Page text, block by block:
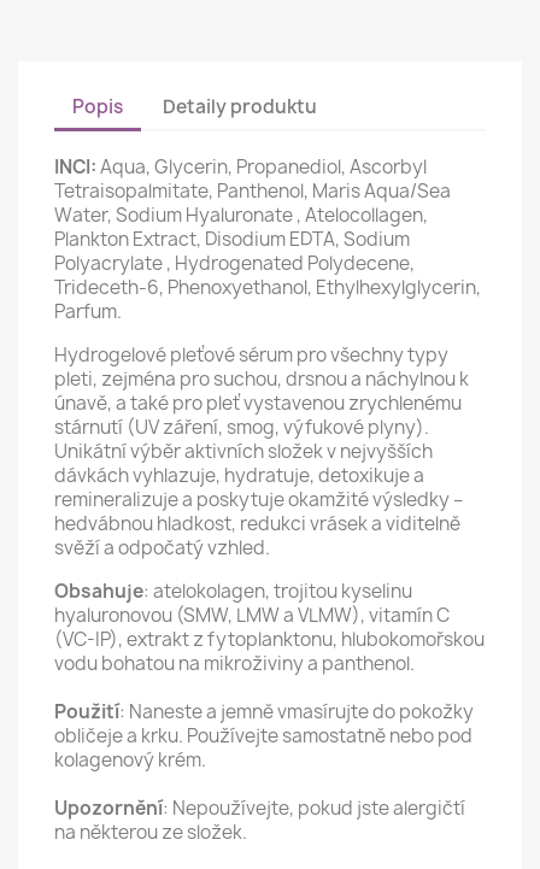
Popis Detaily produktu
INCI:Aqua, Glycerin, Propanediol, Ascorbyl
Tetraisopalmitate, Panthenol, Maris Aqua/Sea
Water, Sodium Hyaluronate , Atelocollagen,
Plankton Extract, Disodium EDTA, Sodium
Polyacrylate , Hydrogenated Polydecene,
Trideceth-6, Phenoxyethanol, Ethylhexylglycerin,
Parfum.
Hydrogelové pleťové sérum pro všechny typy
pleti, zejména pro suchou, drsnou a náchylnou k
únavě, a také pro pleť vystavenou zrychlenému
stárnutí (UV záření, smog, výfukové plyny).
Unikátní výběr aktivních složek v nejvyšších
dávkách vyhlazuje, hydratuje, detoxikuje a
remineralizuje a poskytuje okamžité výsledky –
hedvábnou hladkost, redukci vrásek a viditelně
svěží a odpočatý vzhled.
Obsahuje: atelokolagen, trojitou kyselinu
hyaluronovou (SMW, LMW a VLMW), vitamín C
(VC-IP), extrakt z fytoplanktonu, hlubokomořskou
vodu bohatou na mikroživiny a panthenol.
Použití: Naneste a jemně vmasírujte do pokožky
obličeje a krku. Používejte samostatně nebo pod
kolagenový krém.
Upozornění: Nepoužívejte, pokud jste alergičtí
na některou ze složek.